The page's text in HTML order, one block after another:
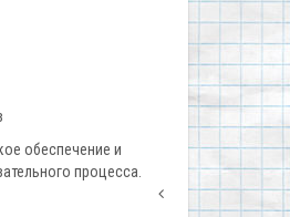
обеспечение и
процесса.